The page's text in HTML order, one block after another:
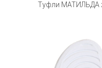
Туфли МАТИЛЬДА